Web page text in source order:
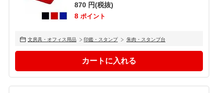
870円(税抜)
8 ポイント
文房具・オフィス用品 印鑑・スタンプ 朱肉・スタンプ台